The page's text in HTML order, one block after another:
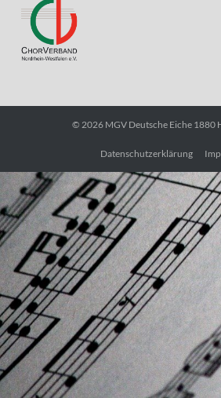
© 2026 MGV Deutsche Eiche 1880
Datenschutzerklärung